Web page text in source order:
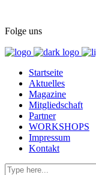
Folge uns
Startseite
Aktuelles
Magazine
Mitgliedschaft
Partner
WORKSHOPS
Impressum
Kontakt